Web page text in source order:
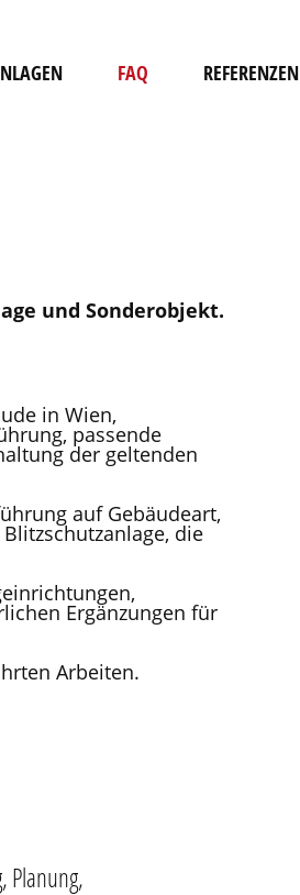
FAQ REFERENZEN
und Sonderobjekt.
in Wien,
passende
der geltenden
auf Gebäudeart,
die
Ergänzungen für
Arbeiten.
Planung,